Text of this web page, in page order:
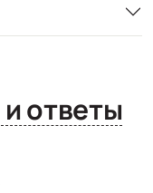
Вопросы и ответы